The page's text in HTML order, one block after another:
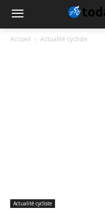
Accueil Actualité cycliste
Actualité cycliste